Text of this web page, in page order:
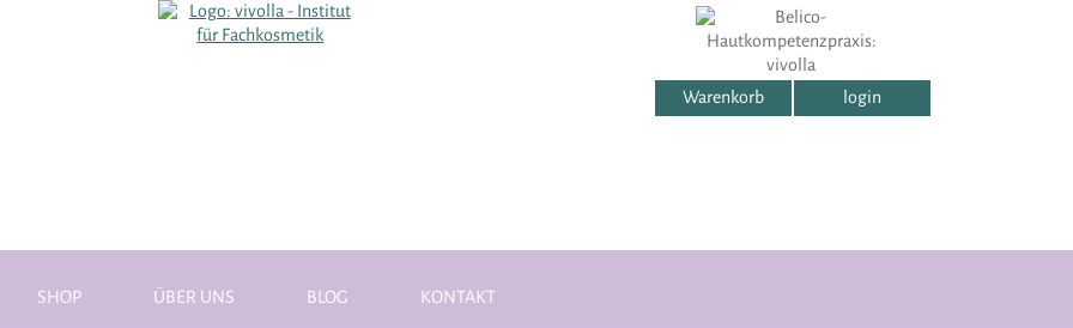
Warenkorb login
SHOP ÜBER UNS BLOG KONTAKT